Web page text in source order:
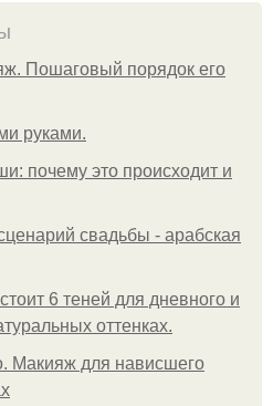
Пошаговый порядок его
руками.
почему это происходит и
свадьбы - арабская
6 теней для дневного и
оттенках.
Макияж для нависшего